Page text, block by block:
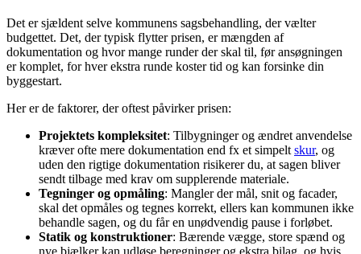
Det er sjældent selve kommunens sagsbehandling, der vælter
budgettet. Det, der typisk flytter prisen, er mængden af
dokumentation og hvor mange runder der skal til, før ansøgningen
er komplet, for hver ekstra runde koster tid og kan forsinke din
byggestart.
Her er de faktorer, der oftest påvirker prisen:
Projektets kompleksitet: Tilbygninger og ændret anvendelse
kræver ofte mere dokumentation end fx et simpelt skur, og
uden den rigtige dokumentation risikerer du, at sagen bliver
sendt tilbage med krav om supplerende materiale.
Tegninger og opmåling: Mangler der mål, snit og facader,
skal det opmåles og tegnes korrekt, ellers kan kommunen ikke
behandle sagen, og du får en unødvendig pause i forløbet.
Statik og konstruktioner: Bærende vægge, store spænd og
nye bjælker kan udløse beregninger og ekstra bilag, og hvis